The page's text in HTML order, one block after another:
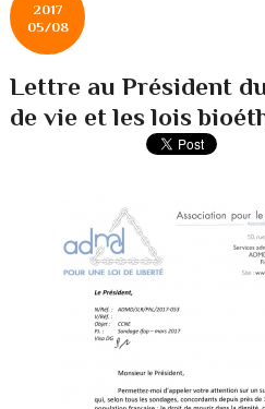
2017
05/08
Lettre au Président
de vie et les lois